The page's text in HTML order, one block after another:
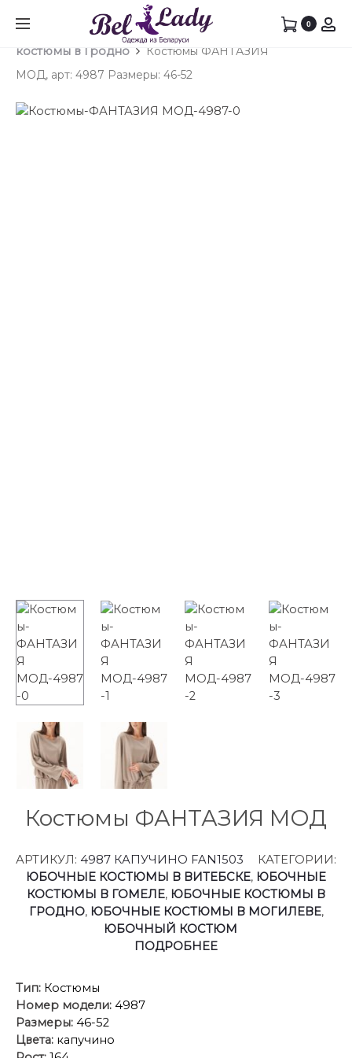
0
Главная Юбочный костюм
Юбочные
костюмы в Гродно
Костюмы ФАНТАЗИЯ
МОД, арт: 4987 Размеры: 46-52
Костюмы ФАНТАЗИЯ МОД
АРТИКУЛ: 4987 КАПУЧИНО FAN1503
КАТЕГОРИИ:
ЮБОЧНЫЕ КОСТЮМЫ В ВИТЕБСКЕ, ЮБОЧНЫЕ
КОСТЮМЫ В ГОМЕЛЕ, ЮБОЧНЫЕ КОСТЮМЫ В
ГРОДНО, ЮБОЧНЫЕ КОСТЮМЫ В МОГИЛЕВЕ,
ЮБОЧНЫЙ КОСТЮМ
ПОДРОБНЕЕ
Тип: Костюмы
Номер модели: 4987
Размеры: 46-52
Цвета: капучино